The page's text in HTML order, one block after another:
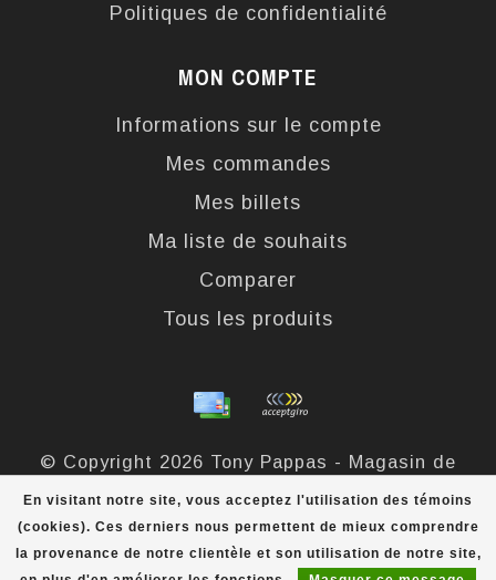
En visitant notre site, vous acceptez l'utilisation des témoins
(cookies). Ces derniers nous permettent de mieux comprendre
la provenance de notre clientèle et son utilisation de notre site,
Politiques de confidentialité
MON COMPTE
Informations sur le compte
Mes commandes
Mes billets
Ma liste de souhaits
Comparer
Tous les produits
© Copyright 2026 Tony Pappas - Magasin de
bottes et chaussures - Powered byLightspeed-
Theme byDyvelopment
scores a out of324évaluations at